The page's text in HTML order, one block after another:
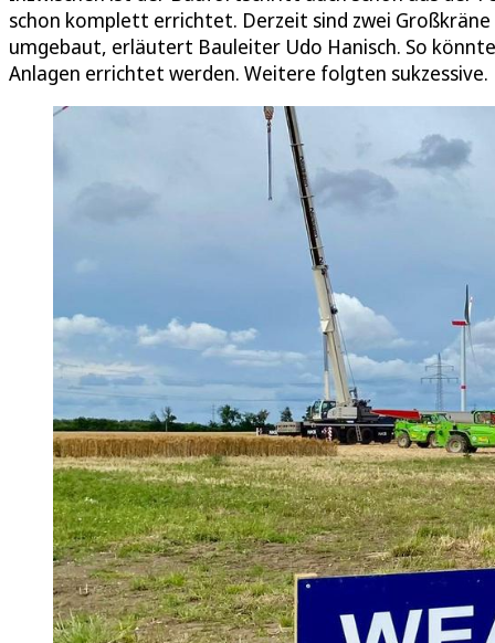
schon komplett errichtet. Derzeit sind zwei
umgebaut, erläutert Bauleiter Udo Hanisch. So
Anlagen errichtet werden. Weitere folgten sukzessive.